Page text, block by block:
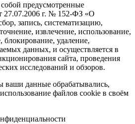
предусмотренные
27.07.2006 г. № 152-ФЗ «О
запись, систематизацию,
извлечение, использование,
блокирование, удаление,
данных, и осуществляется в
сайта, проведения
исследований и обзоров.
ваши данные обрабатывались,
файлов cookie в своём